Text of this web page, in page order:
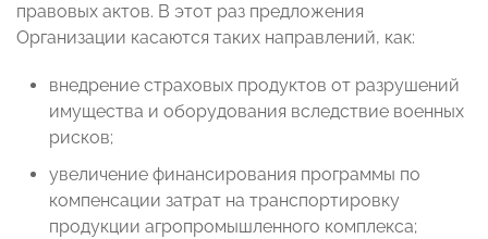
правовых актов. В этот раз предложения
Организации касаются таких направлений, как:
внедрение страховых продуктов от разрушений
имущества и оборудования вследствие военных
рисков;
увеличение финансирования программы по
компенсации затрат на транспортировку
продукции агропромышленного комплекса;